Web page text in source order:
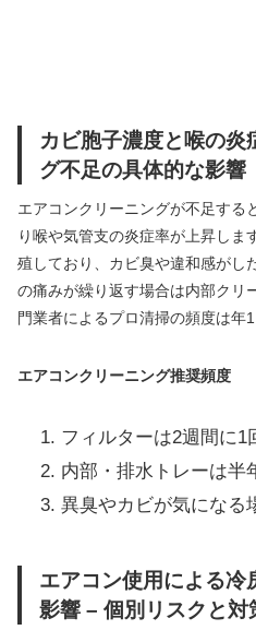
カビ胞子濃度と喉の炎
グ不足の具体的な影響
エアコンクリーニングが不足する
り喉や気管支の炎症率が上昇しま
殖しており、カビ臭や違和感がし
の痛みが繰り返す場合は内部クリ
門業者によるプロ清掃の頻度は年
エアコンクリーニング推奨頻度
フィルターは2週間に1
内部・排水トレーは半
異臭やカビが気になる
エアコン使用による冷
影響 – 個別リスクと対